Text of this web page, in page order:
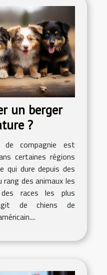
un berger
?
de compagnie est
certaines régions
qui dure depuis des
des animaux les
des races les plus
de chiens de